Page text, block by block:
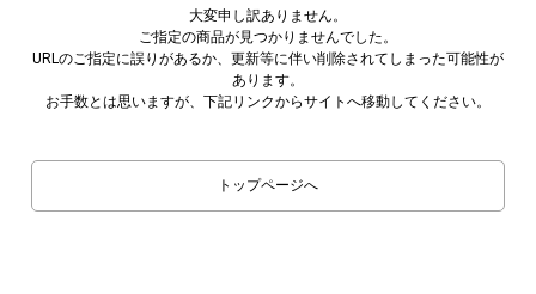
大変申し訳ありません。
ご指定の商品が見つかりませんでした。
URLのご指定に誤りがあるか、更新等に伴い削除されてしまった可能性が
あります。
お手数とは思いますが、下記リンクからサイトへ移動してください。
トップページへ